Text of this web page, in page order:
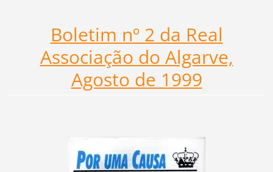
Boletim nº 2 da Real
Associação do Algarve,
Agosto de 1999